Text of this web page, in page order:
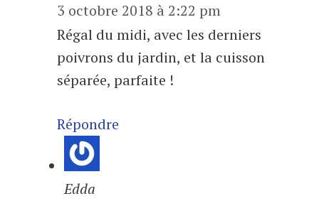
3 octobre 2018 à 2:22 pm
Régal du midi, avec les derniers
poivrons du jardin, et la cuisson
séparée, parfaite !
Répondre
Edda